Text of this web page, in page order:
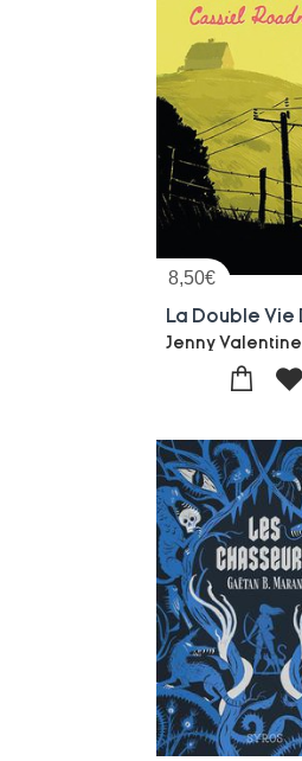
8,50€
Jenny Valentine